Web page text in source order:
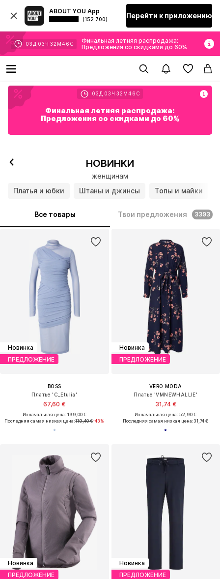
ABOUT YOU App
(152 700) Перейти к приложению
03 Д 03 Ч 32 М44 С
Финальная летняя распродажа:
Предложения со скидками до 60%
03 Д 03 Ч 32 М44 С
Финальная летняя распродажа:
Предложения со скидками до 60%
НОВИНКИ
женщинам
Платья и юбки
Штаны и джинсы Топы и майки
Все товары Твои предложения 3393
Новинка
ПРЕДЛОЖЕНИЕ
BOSS
Платье 'C_Etulia'
67,60 €
Изначальная цена: 199,00 €
Последняя самая низкая цена:119,40 €-43%
Новинка
ПРЕДЛОЖЕНИЕ
VERO MODA
Платье 'VMNEWHALLIE'
31,74 €
Изначальная цена: 52,90 €
Последняя самая низкая цена:31,74 €
Новинка
ПРЕДЛОЖЕНИЕ
Новинка
ПРЕДЛОЖЕНИЕ